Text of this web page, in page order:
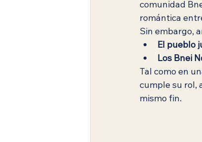
comunidad
romántica
Sin embargo,
El pueblo
Los Bnei
Tal como en
cumple su rol,
mismo fin.